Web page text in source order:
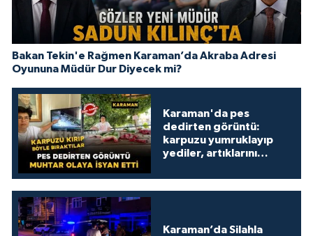
Bakan Tekin'e Rağmen Karaman’da Akraba Adresi
Oyununa Müdür Dur Diyecek mi?
Karaman'da pes
dedirten görüntü:
karpuzu yumruklayıp
yediler, artıklarını
Karaman’da Silahla